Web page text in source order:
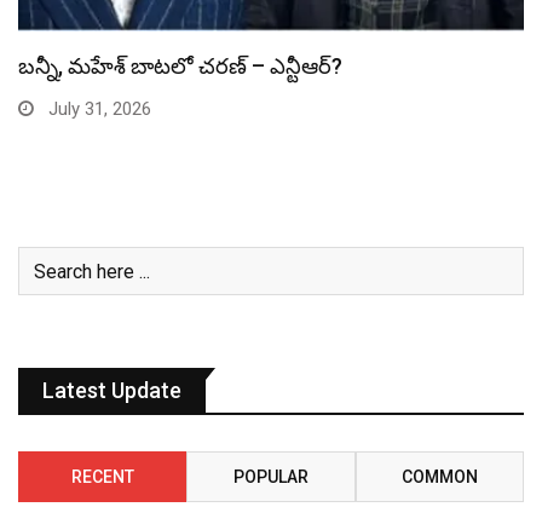
స్పైడర్ మ్యాన్ బాక్సాఫీస్ రికార్డు బద్దలు
July 31, 2026
Latest Update
RECENT POPULAR COMMON